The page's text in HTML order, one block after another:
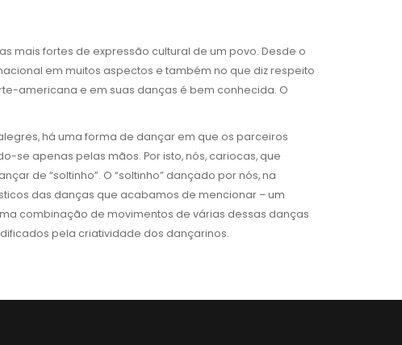
mais fortes de expressão cultural de um povo. Desde o
em muitos aspectos e também no que diz respeito
americana e em suas danças é bem conhecida. O
há uma forma de dançar em que os parceiros
se apenas pelas mãos. Por isto, nós, cariocas, que
de “soltinho”. O “soltinho” dançado por nós, na
das danças que acabamos de mencionar – um
combinação de movimentos de várias dessas danças
pela criatividade dos dançarinos.